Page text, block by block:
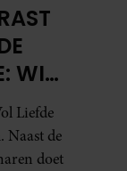
WIE
Liefde
Naast de
doet